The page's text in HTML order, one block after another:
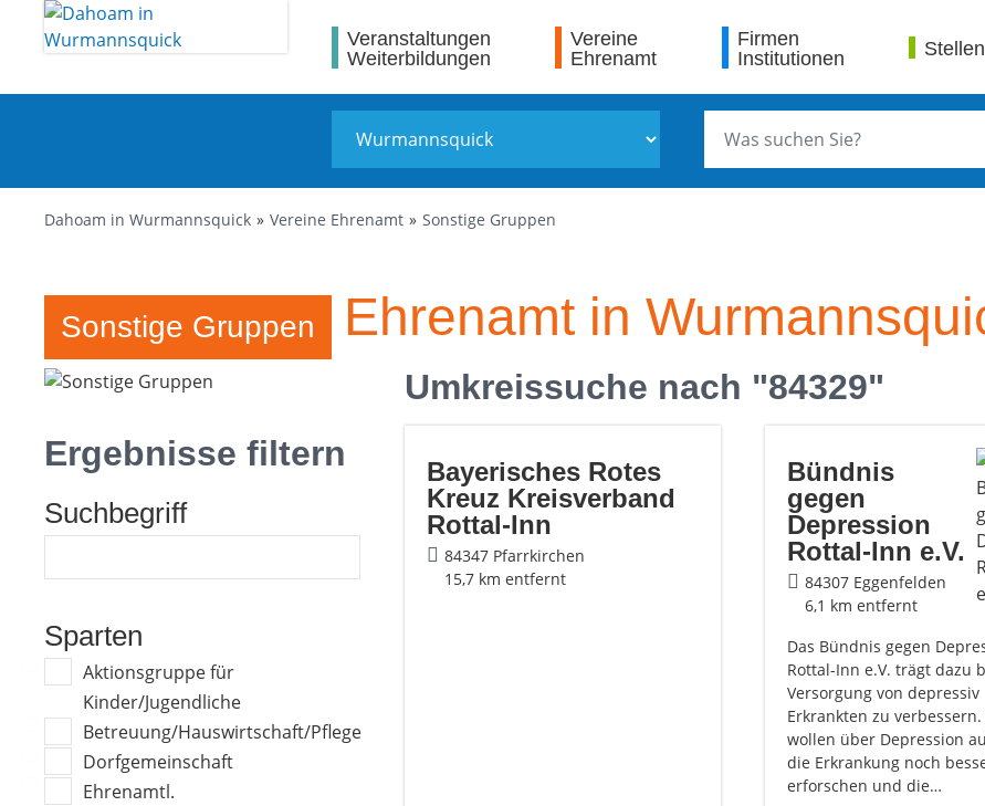
Veranstaltungen
Weiterbildungen
Vereine
Ehrenamt
Firmen
Institutionen
Dahoam in Wurmannsquick Vereine Ehrenamt Sonstige Gruppen
Vereine und Ehrenamt in
Sonstige Gruppen
Ergebnisse filtern
Suchbegriff
Sparten
Aktionsgruppe für
Kinder/Jugendliche
Betreuung/Hauswirtschaft/Pflege
Dorfgemeinschaft
Ehrenamtl.
Umkreissuche nach "84329"
Bayerisches Rotes
Kreuz Kreisverband
Rottal-Inn
84347 Pfarrkirchen
15,7 km entfernt
Bündnis
gegen
Depression
Rottal-Inn e.V.
84307 Eggenfelden
6,1 km entfernt
Das Bündnis gegen
Rottal-Inn e.V. trägt dazu
Versorgung von depressiv
Erkrankten zu
wollen über Depression
die Erkrankung noch
erforschen und die…